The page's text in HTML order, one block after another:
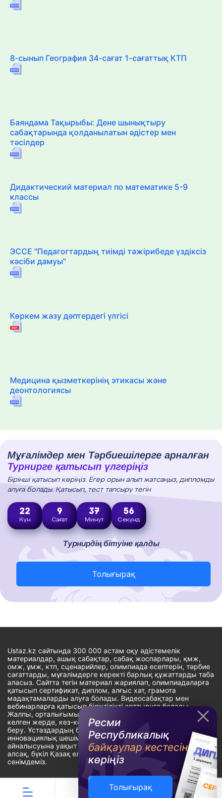
Ресми
Республикалық
байқаулар кестесін
көріңіз
Толығырақ
8-сынып География 34-сағат 1-сағаттық КТП
Баяндама Тақырыбы: Дене шынықтыру
сабақтарында қолданылатын әдістер мен
тәсілдер
Дидактический материал по математике 5-9
классы
ЭССЕ "Педагогтардың тиімді тәжірибеде үздіксіз
кәсіби дамуы"
Көркем жазу дәптердегі үлгісі
Медицина қызметкерінің этикасы және
деонтологиясы
Мұғалімдер мен Тәрбиешілерге арналған
Турнирге қатысып үлгеріңіз
Бірінші қатысып көріңіз. Егер орын алып жатсаңыз, дипломды
алуға болады. Қатысып, тест тапсыру тегін
22
Күн
9
Сағат
37
Минут
55
Секунд
Турнирдің бітуіне қалды
Толығырақ
Ustaz.kz сайтында 300 000 астам оқу әдістемелік
материалдар, ашық сабақтар, сабақ жоспарлары, қмж,
омж, ұмж, ктп, сценарийлер, олимпиада есептерін, тәрбие
сағаттарды, мұғалімдерге керекті барлық құжаттарды таба
аласыз. Сайтта тегін материал жариялап, олимпиадаларға
қатысып сертификат, диплом, алғыс хат, грамота
мадақтамаларды алуға болады. Видеосабақтар мен
вебинарларға қатысып біліктілікті арттыруға болады.
Жалпы, орталығымыздың басты мақсаты: ұстаздарға кез-
келген жерде, кез-келген уақытта білім алуына мүмкіндік
беру. Ұстаздардың барлық өзекті мәселелеріне
инновациялық шешім тауып, шығармашылық жұмыспен
айналысуына уақыт сыйлау. «Ұстаздарға сапалы білім бере
алсақ, бүкіл Қазақ еліне білім бере аламыз» - деген
сенімдеміз.